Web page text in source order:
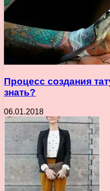
Процесс создания
знать?
06.01.2018